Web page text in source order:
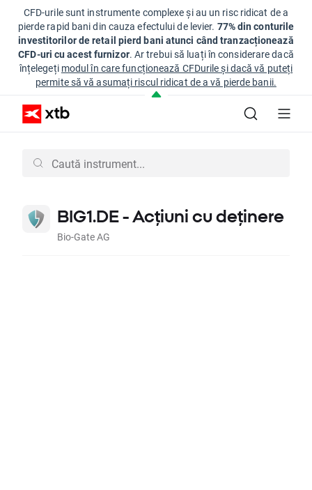
CFD-urile sunt instrumente complexe și au un risc ridicat de a
pierde rapid bani din cauza efectului de levier. 77% din conturile
investitorilor de retail pierd bani atunci când tranzacționează
CFD-uri cu acest furnizor. Ar trebui să luați în considerare dacă
înțelegeți modul în care funcționează CFDurile și dacă vă puteți
permite să vă asumați riscul ridicat de a vă pierde banii.
BIG1.DE - Acțiuni cu deținere
Bio-Gate AG